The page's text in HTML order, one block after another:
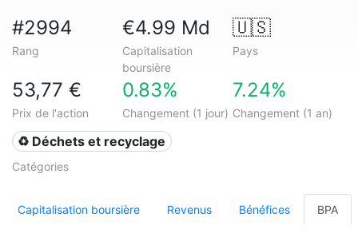
#2994
Rang
€4.99 Md
Capitalisation
boursière
🇺🇸
Pays
53,77 €
Prix de l'action
0.83%
Changement (1 jour)
7.24%
Changement (1 an)
♻️ Déchets et recyclage
Catégories
Capitalisation boursière Revenus Bénéfices BPA